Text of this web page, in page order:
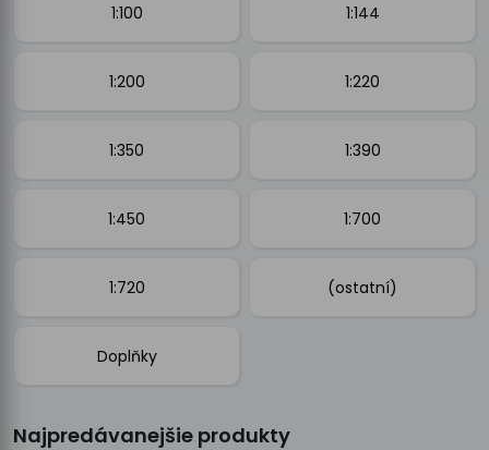
1:100 1:144
1:200 1:220
1:350 1:390
1:450 1:700
1:720 (ostatní)
Doplňky
Najpredávanejšie produkty